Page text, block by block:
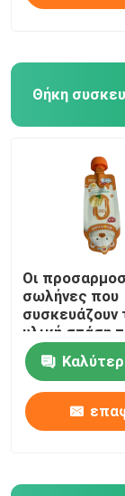
Θήκη
Οι
σωλήνες που
συσκευάζουν
υλική στάση
σακουλών
επάνω την